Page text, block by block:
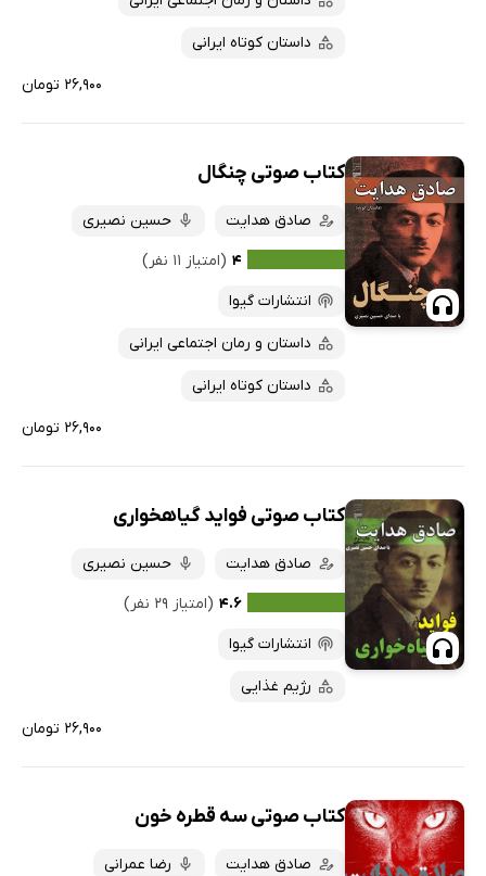
داستان کوتاه ایرانی
۲۶,۹۰۰ تومان
کتاب صوتی چنگال
صادق هدایت
حسین نصیری
۴ (امتیاز ۱۱ نفر)
انتشارات گیوا
داستان و رمان اجتماعی ایرانی
داستان کوتاه ایرانی
۲۶,۹۰۰ تومان
کتاب صوتی فواید گیاهخواری
صادق هدایت
حسین نصیری
۴.۶ (امتیاز ۲۹ نفر)
انتشارات گیوا
رژیم غذایی
۲۶,۹۰۰ تومان
کتاب صوتی سه قطره خون
صادق هدایت
رضا عمرانی